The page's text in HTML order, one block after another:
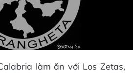
làm ăn với Los Zetas,